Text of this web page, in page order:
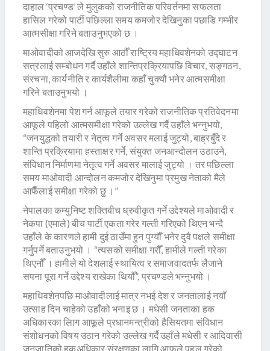
दाहाल ‘प्रचण्ड’ ले मुलुकको राजनीतिक परिवर्तनमा सफलता
हासिल गरेको पार्टी पछिल्ला समय कमजोर देखिनुका पछाडि गम्भीर
आत्मसीक्षा गरिने बताउनुभएको छ ।
माओवादीको आजदेखि सुरु आठौँ राष्ट्रिय महाधिवशेनको उद्घाटन
सत्रलाई सम्बोधन गर्दै उहाँले शान्तिप्रक्रियापछि विचार, सङ्गठन,
संरचना, कार्यनीति र कार्यशैलीमा कहाँ चुक्यौ भनेर आत्मसमीक्षा
गरिने बताउनुभयो ।
महाधिवशेनमा पेश गर्न आफूले तयार गरेको राजनीतिक प्रतिवेदनमा
आफूले पहिलो आत्मसमीक्षा गरेको उल्लेख गर्दै उहाँले भन्नुभयो,
“जनयुद्धको तयारी र नेतृत्व गर्ने अवसर मलाई जुट्यो, बाह्रबुँदे र
शान्ति प्रक्रियामा हस्ताक्षर गर्ने, संयुक्त जनआन्दोलन उठाउने,
संविधान निर्माणमा नेतृत्व गर्ने अवसर मालाई जुट्यो । तर पछिल्ला
समय माओवादी आन्दोलन कमजोर देखिनुमा प्रमुख नेताको मैले
आफैँलाई समीक्षा गरेको छु ।”
नेपालका कम्युनिष्ट शक्तिबीच ध्रुवीकृत गर्ने उद्देश्यले माओवादी र
नेकपा (एमाले) बीच पार्टी एकता गरेर गल्ती गरिएको थिएन भन्दै
उहाँले के कारणले हामी दुई ठाउँमा हुन पुग्यौँ भनेर दुवै पक्षले समीक्षा
गर्नुपर्ने बताउनुभयो । “त्यसको समीक्षा गरौँ, हामीले गल्ती गरेका
थिएनौँ । हामीले यो देशलाई स्थायित्व र समाजवादतर्फ लैजाने
सपना पूरा गर्ने उद्देश्य राखेका थियौँ”, प्रचण्डले भन्नुभयो ।
महाधिवशेनपछि माओवादीलाई मात्र नभई देश र जनतालाई नयाँ
उत्साह दिन चाहेको उहाँको भनाइ छ । मधेसी जनताका हक
अधिकारका लािग आफूले प्रधानमन्त्रीको हैसियतमा संविधान
संशोधनको विषय उठान गरेको उल्लेख गर्दै उहाँले मधेसी र आदिवासी
जनजातिको हकअधिकार संरक्षणका लागि आफूले पहल गरेको